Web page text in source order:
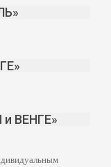
ВЕНГЕ»